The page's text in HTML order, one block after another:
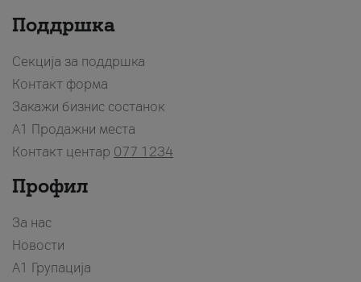
Поддршка
Секција за поддршка
Контакт форма
Закажи бизнис состанок
A1 Продажни места
Контакт центар 077 1234
Профил
За нас
Новости
А1 Групација